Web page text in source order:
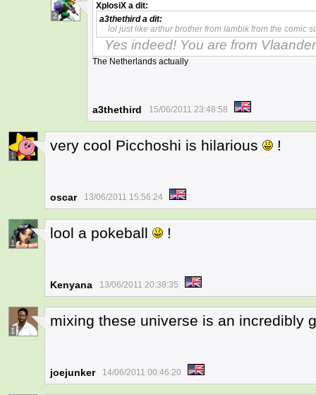
2
XplosiX a dit:
a3thethirda dit:
lol just like arthur brother from lambik from the comic
Yes indeed! You are from
The Netherlands actually
a3thethird 15/06/2011 23:48:58
1
very cool Picchoshi is hilarious !
oscar 13/06/2011 15:56:24
1
lool a pokeball !
Kenyana 13/06/2011 20:38:35
1
mixing these universe is an incredibly
joejunker 14/06/2011 00:46:20